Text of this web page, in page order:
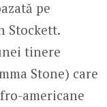
pe
Stockett.
tinere
Stone) care
americane